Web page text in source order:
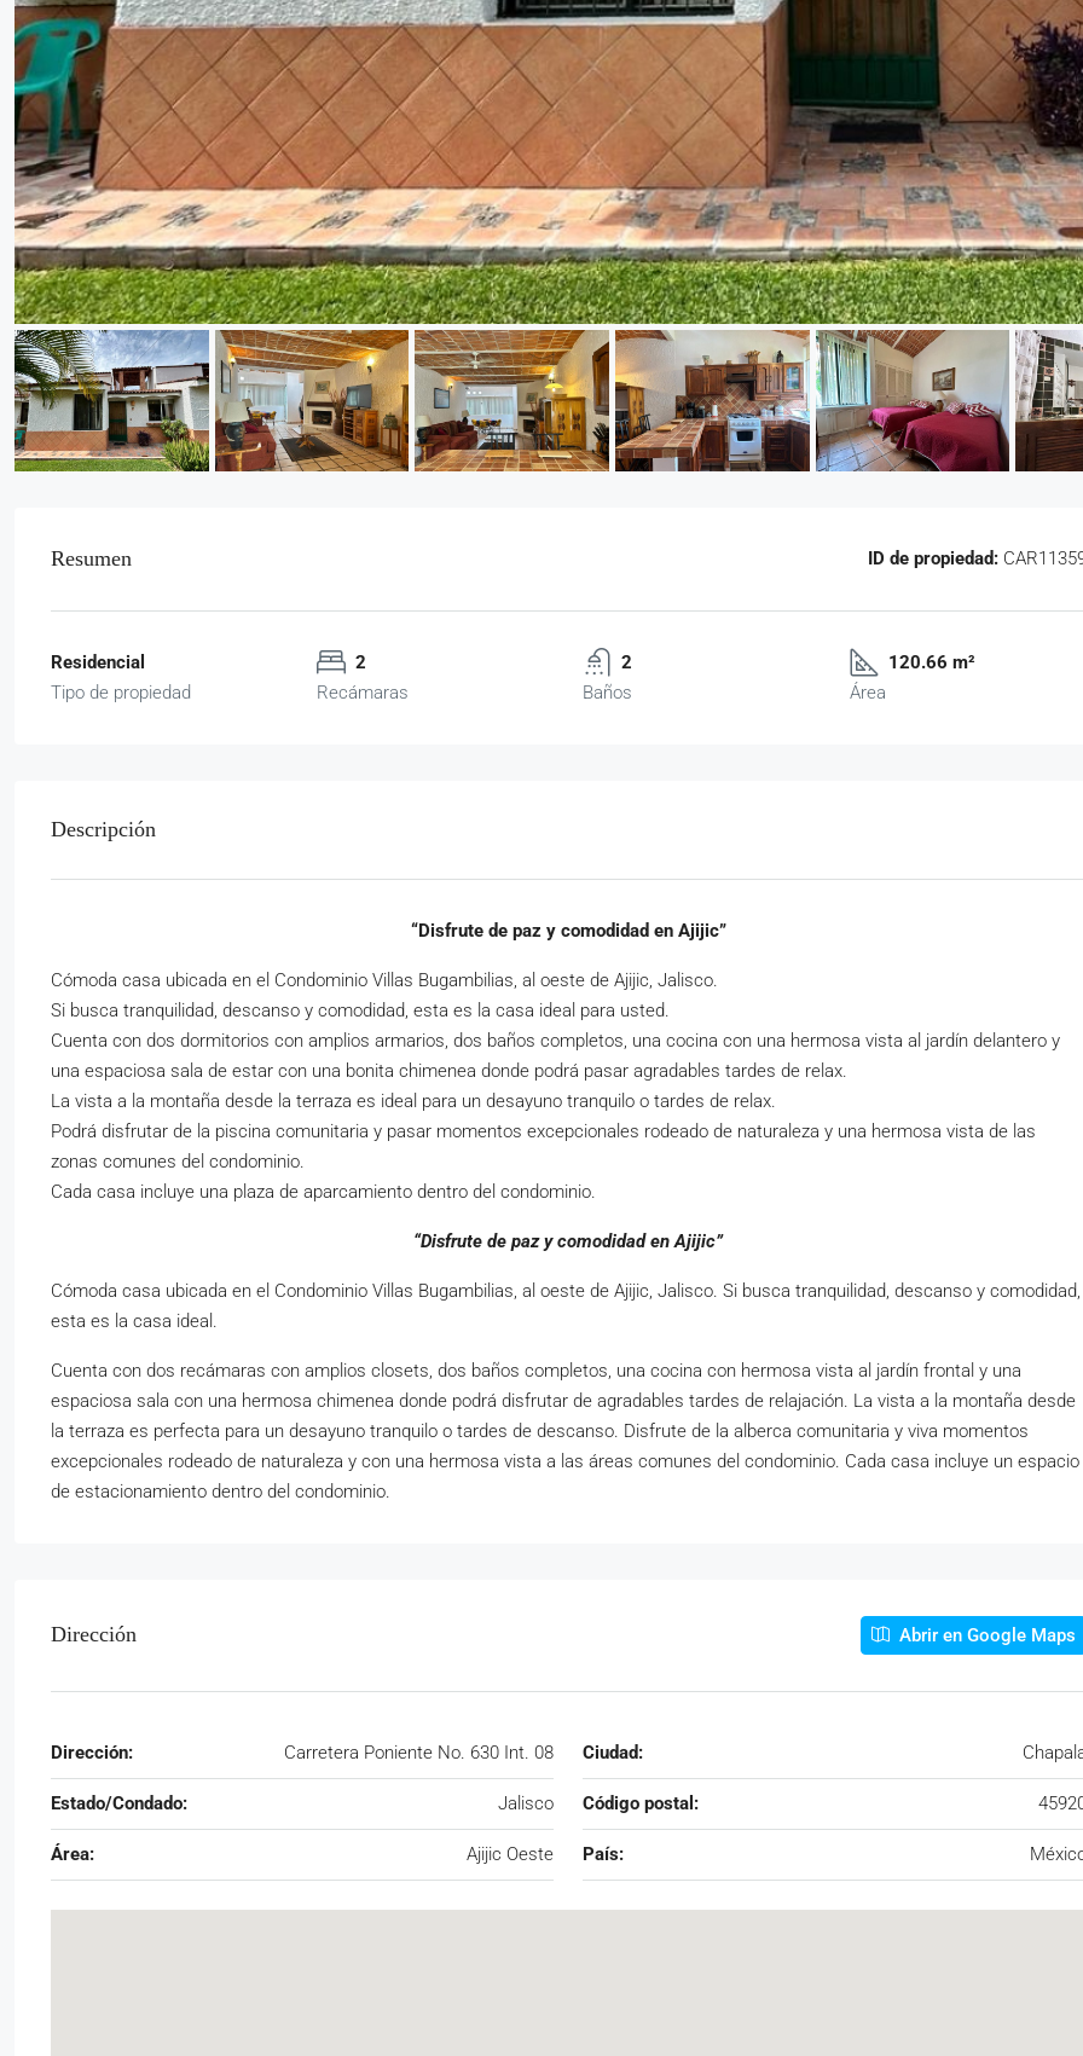
Resumen ID de propiedad:
Residencial
Tipo de propiedad
2
Recámaras
2
Baños
120.66 m²
Área
Descripción
“Disfrute de paz y comodidad en Ajijic”
Cómoda casa ubicada en el Condominio Villas Bugambilias, al oeste de Ajijic, Jalisco.
Si busca tranquilidad, descanso y comodidad, esta es la casa ideal para usted.
Cuenta con dos dormitorios con amplios armarios, dos baños completos, una cocina con una hermosa vista al jardín delantero y
una espaciosa sala de estar con una bonita chimenea donde podrá pasar agradables tardes de relax.
La vista a la montaña desde la terraza es ideal para un desayuno tranquilo o tardes de relax.
Podrá disfrutar de la piscina comunitaria y pasar momentos excepcionales rodeado de naturaleza y una hermosa vista de las
zonas comunes del condominio.
Cada casa incluye una plaza de aparcamiento dentro del condominio.
“Disfrute de paz y comodidad en Ajijic”
Cómoda casa ubicada en el Condominio Villas Bugambilias, al oeste de Ajijic, Jalisco. Si busca tranquilidad, descanso y comodidad,
esta es la casa ideal.
Cuenta con dos recámaras con amplios closets, dos baños completos, una cocina con hermosa vista al jardín frontal y una
espaciosa sala con una hermosa chimenea donde podrá disfrutar de agradables tardes de relajación. La vista a la montaña desde
la terraza es perfecta para un desayuno tranquilo o tardes de descanso. Disfrute de la alberca comunitaria y viva momentos
excepcionales rodeado de naturaleza y con una hermosa vista a las áreas comunes del condominio. Cada casa incluye un espacio
de estacionamiento dentro del condominio.
Dirección Abrir en Google Maps
Dirección: Carretera Poniente No. 630 Int. 08 Ciudad:
Estado/Condado: Jalisco Código postal:
Área: Ajijic Oeste País: